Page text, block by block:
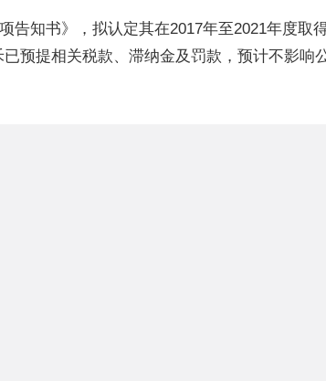
知书》，拟认定其在2017年至2021年度取
预提相关税款、滞纳金及罚款，预计不影响